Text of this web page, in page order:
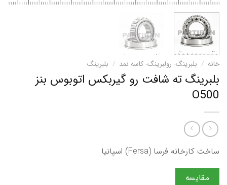
خانه / بلبرینگ- رولبرینگ- کاسه نمد / بلبرینگ
بلبرینگ ته شافت رو گیربکس اتوبوس بنز
O500
ساخت کارخانه فرسا (Fersa) اسپانیا
مقایسه